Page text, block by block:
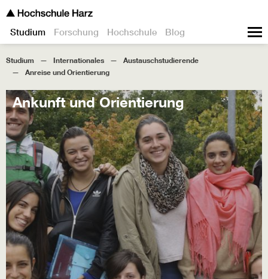
Studium Forschung Hochschule Blog
Studium Internationales
Austauschstudierende
Anreise und Orientierung
Ankunft und Orientierung